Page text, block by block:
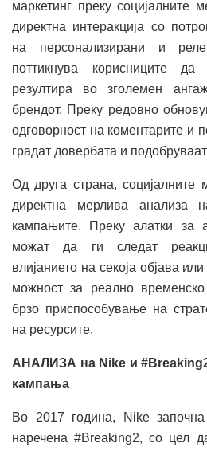
маркетинг преку социјалните
директна интеракција со
на персонализирани и
поттикнува корисниците
резултира во зголемен
брендот. Преку редовно
одговорност на коментарите и
градат довербата и
Од друга страна, социјалните
директна мерлива анализа
кампањите. Преку алатки за
можат да ги следат
влијанието на секоја објава
можност за реално
брзо приспособување на
на ресурсите.
АНАЛИЗА на Nike и
кампања
Во 2017 година, Nike
наречена #Breaking2, со цел